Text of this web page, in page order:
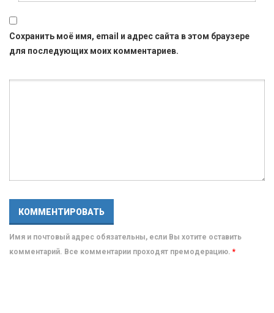
Сохранить моё имя, email и адрес сайта в этом браузере
для последующих моих комментариев.
Имя и почтовый адрес обязательны, если Вы хотите оставить
комментарий. Все комментарии проходят премодерацию. *